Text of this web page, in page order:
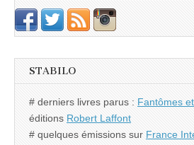
STABILO
# derniers livres parus : Fantômes
éditions Robert Laffont
# quelques émissions sur France